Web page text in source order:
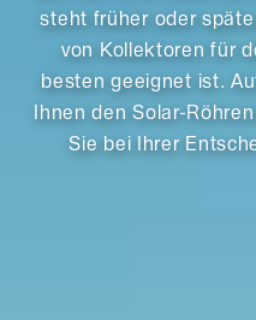
steht früher oder
von Kollektoren für
besten geeignet ist.
Ihnen den Solar-
Sie bei Ihrer